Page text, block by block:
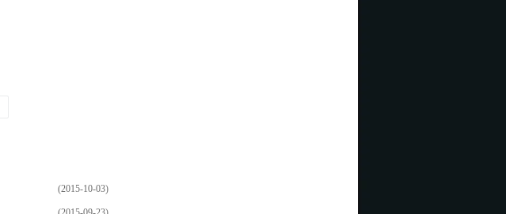
(2015-10-03)